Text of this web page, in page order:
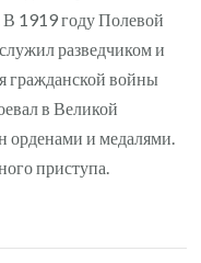
В 1919 году Полевой
разведчиком и
гражданской войны
в Великой
орденами и медалями.
приступа.